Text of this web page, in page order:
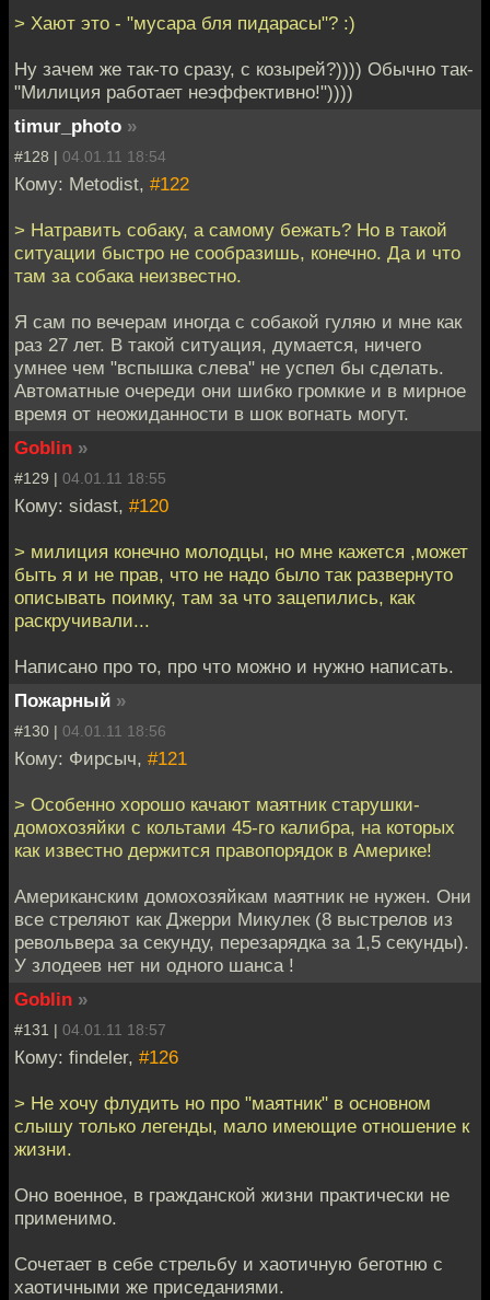
> Хают это - "мусара бля пидарасы"? :)
Ну зачем же так-то сразу, с козырей?)))) Обычно так-
"Милиция работает неэффективно!"))))
timur_photo »
#128 | 04.01.11 18:54
Кому: Metodist, #122
> Натравить собаку, а самому бежать? Но в такой
ситуации быстро не сообразишь, конечно. Да и что
там за собака неизвестно.
Я сам по вечерам иногда с собакой гуляю и мне как
раз 27 лет. В такой ситуация, думается, ничего
умнее чем "вспышка слева" не успел бы сделать.
Автоматные очереди они шибко громкие и в мирное
время от неожиданности в шок вогнать могут.
Goblin »
#129 | 04.01.11 18:55
Кому: sidast, #120
> милиция конечно молодцы, но мне кажется ,может
быть я и не прав, что не надо было так развернуто
описывать поимку, там за что зацепились, как
раскручивали...
Написано про то, про что можно и нужно написать.
Пожарный »
#130 | 04.01.11 18:56
Кому: Фирсыч, #121
> Особенно хорошо качают маятник старушки-
домохозяйки с кольтами 45-го калибра, на которых
как известно держится правопорядок в Америке!
Американским домохозяйкам маятник не нужен. Они
все стреляют как Джерри Микулек (8 выстрелов из
револьвера за секунду, перезарядка за 1,5 секунды).
У злодеев нет ни одного шанса !
Goblin »
#131 | 04.01.11 18:57
Кому: findeler, #126
> Не хочу флудить но про "маятник" в основном
слышу только легенды, мало имеющие отношение к
жизни.
Оно военное, в гражданской жизни практически не
применимо.
Сочетает в себе стрельбу и хаотичную беготню с
хаотичными же приседаниями.